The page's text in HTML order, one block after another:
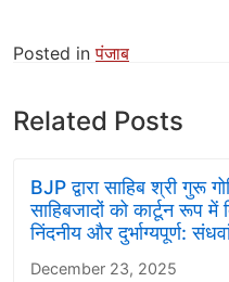
Posted inपंजाब
Related Posts
BJP द्वारा साहिब श्री गुरू
साहिबजादों को कार्टून रूप
निंदनीय और दुर्भाग्यपूर्ण:
December 23, 2025